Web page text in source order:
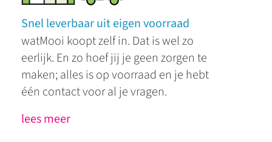
Snel leverbaar uit eigen voorraad
watMooi koopt zelf in. Dat is wel zo
eerlijk. En zo hoef jij je geen zorgen te
maken; alles is op voorraad en je hebt
één contact voor al je vragen.
lees meer